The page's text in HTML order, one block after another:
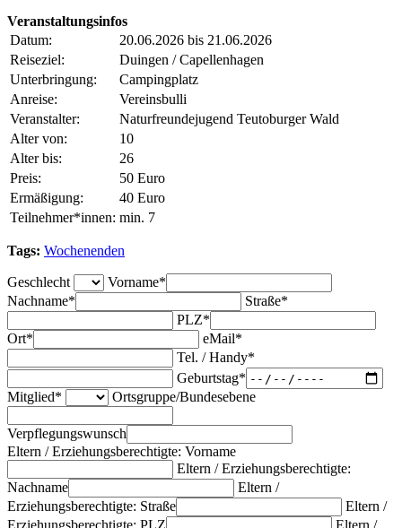
Veranstaltungsinfos
Datum:
20.06.2026 bis 21.06.2026
Reiseziel:
Duingen / Capellenhagen
Unterbringung:
Campingplatz
Anreise:
Vereinsbulli
Veranstalter:
Naturfreundejugend Teutoburger Wald
Alter von:
10
Alter bis:
26
Preis:
50 Euro
Ermäßigung:
40 Euro
Teilnehmer*innen: min. 7
Tags: Wochenenden
Geschlecht
Vorname*
Nachname*
Straße*
PLZ*
Ort*
eMail*
Tel. / Handy*
Geburtstag*
Mitglied*
Ortsgruppe/Bundesebene
Verpflegungswunsch
Eltern / Erziehungsberechtigte: Vorname
Eltern / Erziehungsberechtigte:
Nachname
Eltern /
Erziehungsberechtigte: Straße
Eltern /